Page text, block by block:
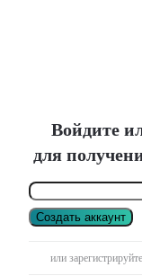
Войдите
для
Создать аккаунт
или